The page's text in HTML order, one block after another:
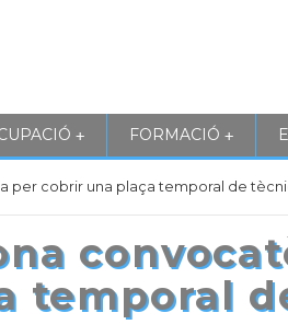
+ +
FORMACIÓ
per cobrir una plaça temporal de
temporal